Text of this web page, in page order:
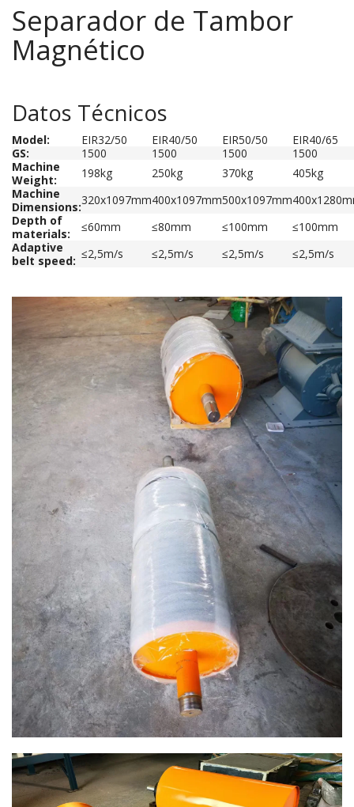
Separador de Tambor
Magnético
Datos Técnicos
Model: EIR32/50 EIR40/50 EIR50/50
EIR40/65
GS:
1500 1500 1500
1500
Machine
Weight:
198kg 250kg 370kg
405kg
Machine
Dimensions:320x1097mm400x1097mm500x1097mm
Depth of
materials:
≤60mm ≤80mm ≤100mm
≤100mm
Adaptive
belt speed: ≤2,5m/s ≤2,5m/s ≤2,5m/s ≤2,5m/s